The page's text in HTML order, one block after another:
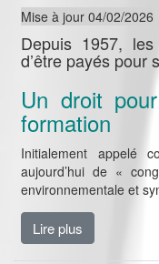
Mise à jour 04/02/2026
Depuis 1957,
d’être payés pour
Un droit
formation
Initialement appelé
aujourd’hui de «
environnementale et
Lire plus